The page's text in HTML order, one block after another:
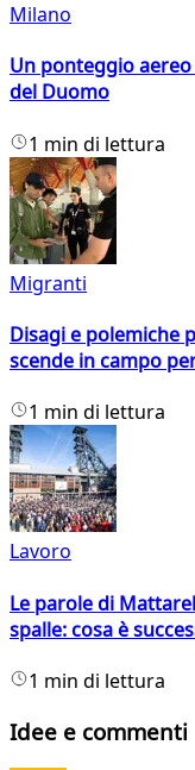
Milano
Un ponteggio
del Duomo
1 min di lettura
Migranti
Disagi e polemiche
scende in campo
1 min di lettura
Lavoro
Le parole di
spalle: cosa è
1 min di lettura
Idee e commenti